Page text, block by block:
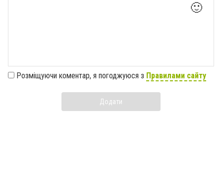
🙂
Розміщуючи коментар, я погоджуюся з Правилами сайту
Додати